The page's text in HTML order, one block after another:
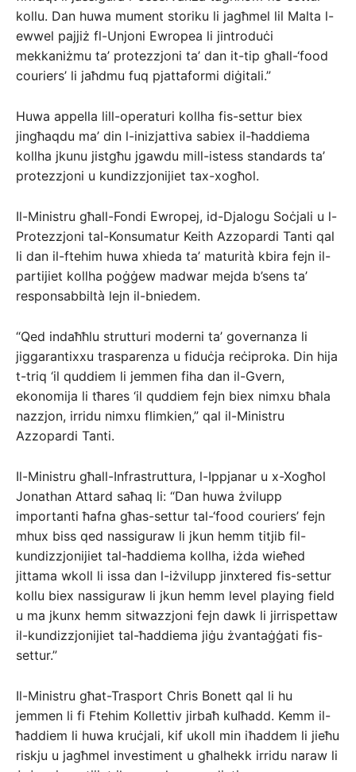
kollu. Dan huwa mument storiku li jagħmel lil Malta l-
ewwel pajjiż fl-Unjoni Ewropea li jintroduċi
mekkaniżmu ta’ protezzjoni ta’ dan it-tip għall-‘food
couriers’ li jaħdmu fuq pjattaformi diġitali.”
Huwa appella lill-operaturi kollha fis-settur biex
jingħaqdu ma’ din l-inizjattiva sabiex il-ħaddiema
kollha jkunu jistgħu jgawdu mill-istess standards ta’
protezzjoni u kundizzjonijiet tax-xogħol.
Il-Ministru għall-Fondi Ewropej, id-Djalogu Soċjali u l-
Protezzjoni tal-Konsumatur Keith Azzopardi Tanti qal
li dan il-ftehim huwa xhieda ta’ maturità kbira fejn il-
partijiet kollha poġġew madwar mejda b’sens ta’
responsabbiltà lejn il-bniedem.
“Qed indaħħlu strutturi moderni ta’ governanza li
jiggarantixxu trasparenza u fiduċja reċiproka. Din hija
t-triq ‘il quddiem li jemmen fiha dan il-Gvern,
ekonomija li tħares ‘il quddiem fejn biex nimxu bħala
nazzjon, irridu nimxu flimkien,” qal il-Ministru
Azzopardi Tanti.
Il-Ministru għall-Infrastruttura, l-Ippjanar u x-Xogħol
Jonathan Attard saħaq li: “Dan huwa żvilupp
importanti ħafna għas-settur tal-‘food couriers’ fejn
mhux biss qed nassiguraw li jkun hemm titjib fil-
kundizzjonijiet tal-ħaddiema kollha, iżda wieħed
jittama wkoll li issa dan l-iżvilupp jinxtered fis-settur
kollu biex nassiguraw li jkun hemm level playing field
u ma jkunx hemm sitwazzjoni fejn dawk li jirrispettaw
il-kundizzjonijiet tal-ħaddiema jiġu żvantaġġati fis-
settur.”
Il-Ministru għat-Trasport Chris Bonett qal li hu
jemmen li fi Ftehim Kollettiv jirbaħ kulħadd. Kemm il-
ħaddiem li huwa kruċjali, kif ukoll min iħaddem li jieħu
riskju u jagħmel investiment u għalhekk irridu naraw li